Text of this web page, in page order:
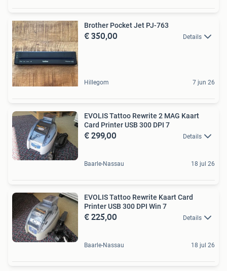
Brother Pocket Jet PJ-763
€ 350,00 Details
Hillegom 7 jun 26
EVOLIS Tattoo Rewrite 2 MAG Kaart
Card Printer USB 300 DPI 7
€ 299,00 Details
Baarle-Nassau 18 jul 26
EVOLIS Tattoo Rewrite Kaart Card
Printer USB 300 DPI Win 7
€ 225,00 Details
Baarle-Nassau 18 jul 26